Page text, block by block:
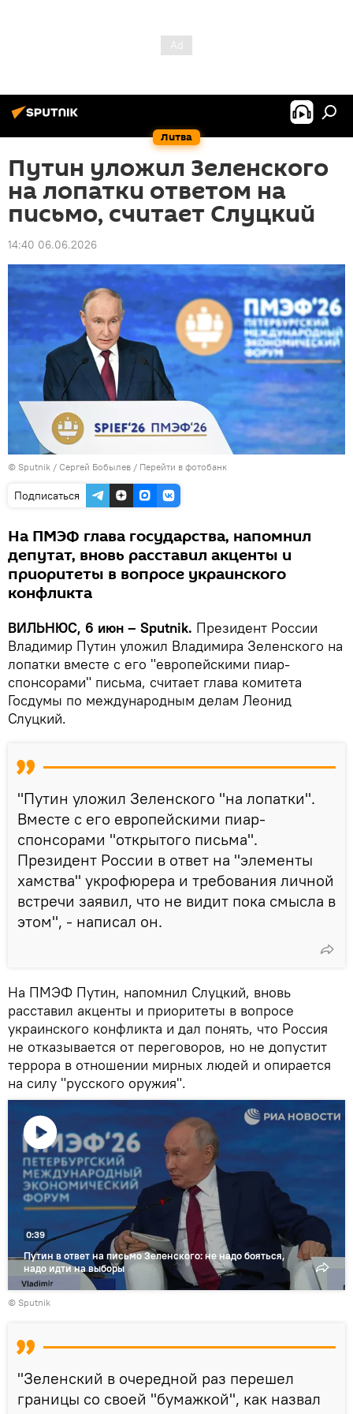
Литва
Путин уложил Зеленского
на лопатки ответом на
письмо, считает Слуцкий
14:40 06.06.2026
© Sputnik / Сергей Бобылев / Перейти в фотобанк
Подписаться
На ПМЭФ глава государства, напомнил
депутат, вновь расставил акценты и
приоритеты в вопросе украинского
конфликта
ВИЛЬНЮС, 6 июн – Sputnik. Президент России
Владимир Путин уложил Владимира Зеленского на
лопатки вместе с его "европейскими пиар-
спонсорами" письма, считает глава комитета
Госдумы по международным делам Леонид
Слуцкий.
"Путин уложил Зеленского "на лопатки".
Вместе с его европейскими пиар-
спонсорами "открытого письма".
Президент России в ответ на "элементы
хамства" укрофюрера и требования личной
встречи заявил, что не видит пока смысла в
этом", - написал он.
На ПМЭФ Путин, напомнил Слуцкий, вновь
расставил акценты и приоритеты в вопросе
украинского конфликта и дал понять, что Россия
не отказывается от переговоров, но не допустит
террора в отношении мирных людей и опирается
на силу "русского оружия".
Воспроизвести
видео
Путин в ответ на письмо Зеленского: не надо бояться,
надо идти на выборы
0:39
© Sputnik
"Зеленский в очередной раз перешел
границы со своей "бумажкой", как назвал